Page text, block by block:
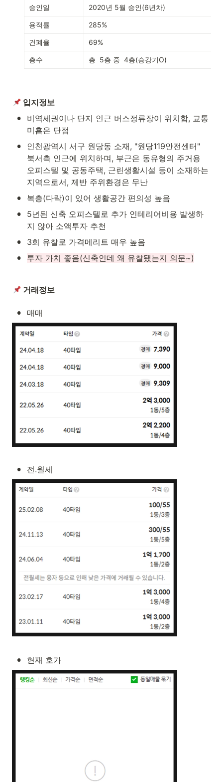
승인일 2020년 5월 승인(6년차)
용적률 285%
건폐율 69%
층수 총  5층 중  4층(승강기O)
입지정보
•
비역세권이나 단지 인근 버스정류장이 위치함, 교통
미흡은 단점
•
인천광역시 서구 원당동 소재, "원당119안전센터"
북서측 인근에 위치하며, 부근은 동유형의 주거용
오피스텔 및 공동주택, 근린생활시설 등이 소재하는
지역으로서, 제반 주위환경은 무난
• 복층(다락)이 있어 생활공간 편의성 높음
•
5년된 신축 오피스텔로 추가 인테리어비용 발생하
지 않아 소액투자 추천
• 3회 유찰로 가격메리트 매우 높음
• 투자 가치 좋음(신축인데 왜 유찰됐는지 의문~)
거래정보
• 매매
• 전.월세
• 현재 호가